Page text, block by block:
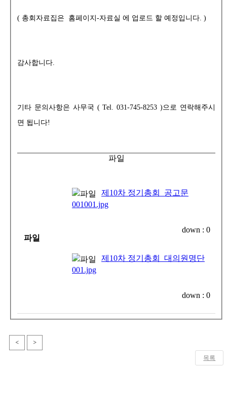
( 총회자료집은 홈페이지-자료실 에 업로드 할 예정입니다. )
감사합니다.
기타 문의사항은 사무국 ( Tel. 031-745-8253 )으로 연락해주시
면 됩니다!
파일
파일
제10차 정기총회_공고문
001001.jpg
down : 0
제10차 정기총회_대의원명단
001.jpg
down : 0
< >
목록